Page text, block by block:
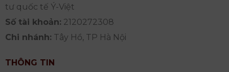
tư quốc tế Ý-Việt
Số tài khoản: 2120272308
Chi nhánh: Tây Hồ, TP Hà Nội
THÔNG TIN